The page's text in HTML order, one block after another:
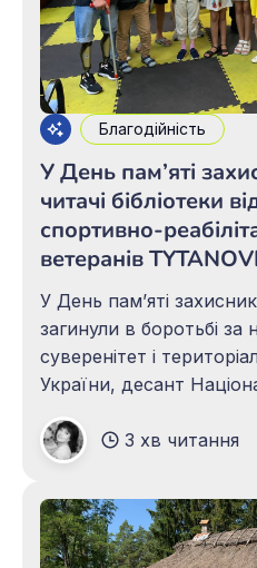
Благодійність
У День пам’яті
читачі бібліотеки
спортивно-
ветеранів
У День пам’яті
загинули в боротьбі за
суверенітет і
України, десант
спортивно-
ветеранів України
захисникам зі
допомагають
життя. Бібліотекарі
3 хв читання